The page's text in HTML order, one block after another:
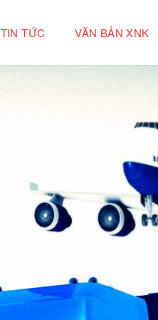
TIN TỨC VĂN BẢN XNK